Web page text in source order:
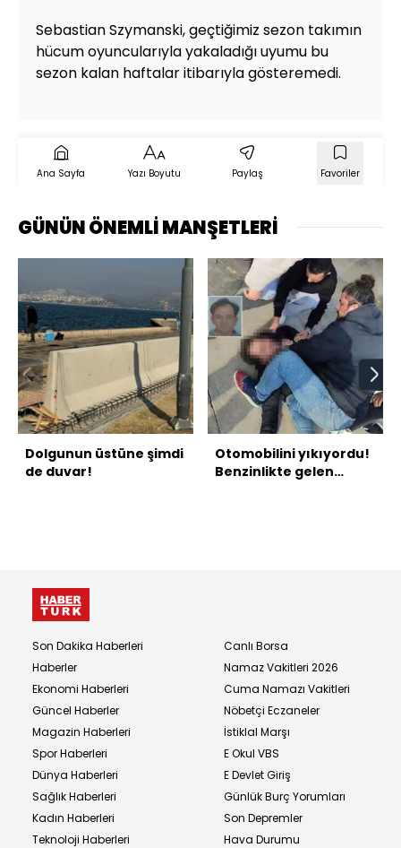
Sebastian Szymanski, geçtiğimiz sezon takımın
hücum oyuncularıyla yakaladığı uyumu bu
sezon kalan haftalar itibarıyla gösteremedi.
Ana Sayfa Yazı Boyutu Paylaş Favoriler
GÜNÜN ÖNEMLİ MANŞETLERİ
Dolgunun üstüne şimdi
de duvar!
Otomobilini yıkıyordu!
Benzinlikte gelen
Son Dakika Haberleri
Haberler
Ekonomi Haberleri
Güncel Haberler
Magazin Haberleri
Spor Haberleri
Dünya Haberleri
Sağlık Haberleri
Kadın Haberleri
Teknoloji Haberleri
Canlı Borsa
Namaz Vakitleri 2026
Cuma Namazı Vakitleri
Nöbetçi Eczaneler
İstiklal Marşı
E Okul VBS
E Devlet Giriş
Günlük Burç Yorumları
Son Depremler
Hava Durumu